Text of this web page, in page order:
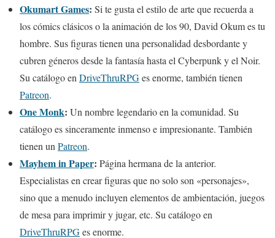
Okumart Games: Si te gusta el estilo de arte que recuerda a
los cómics clásicos o la animación de los 90, David Okum es tu
hombre. Sus figuras tienen una personalidad desbordante y
cubren géneros desde la fantasía hasta el Cyberpunk y el Noir.
Su catálogo enDriveThruRPGes enorme, también tienen
Patreon.
One Monk: Un nombre legendario en la comunidad. Su
catálogo es sinceramente inmenso e impresionante. También
tienen unPatreon.
Mayhem in Paper: Página hermana de la anterior.
Especialistas en crear figuras que no solo son «personajes»,
sino que a menudo incluyen elementos de ambientación, juegos
de mesa para imprimir y jugar, etc. Su catálogo en
DriveThruRPGes enorme.